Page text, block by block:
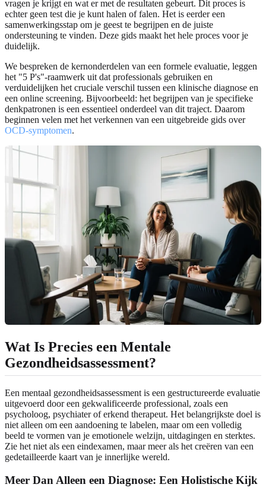
vragen je krijgt en wat er met de resultaten gebeurt. Dit proces is
echter geen test die je kunt halen of falen. Het is eerder een
samenwerkingsstap om je geest te begrijpen en de juiste
ondersteuning te vinden. Deze gids maakt het hele proces voor je
duidelijk.
We bespreken de kernonderdelen van een formele evaluatie, leggen
het "5 P's"-raamwerk uit dat professionals gebruiken en
verduidelijken het cruciale verschil tussen een klinische diagnose en
een online screening. Bijvoorbeeld: het begrijpen van je specifieke
denkpatronen is een essentieel onderdeel van dit traject. Daarom
beginnen velen met het verkennen van een uitgebreide gids over
OCD-symptomen.
Wat Is Precies een Mentale
Gezondheidsassessment?
Een mentaal gezondheidsassessment is een gestructureerde evaluatie
uitgevoerd door een gekwalificeerde professional, zoals een
psycholoog, psychiater of erkend therapeut. Het belangrijkste doel is
niet alleen om een aandoening te labelen, maar om een volledig
beeld te vormen van je emotionele welzijn, uitdagingen en sterktes.
Zie het niet als een eindexamen, maar meer als het creëren van een
gedetailleerde kaart van je innerlijke wereld.
Meer Dan Alleen een Diagnose: Een Holistische Kijk